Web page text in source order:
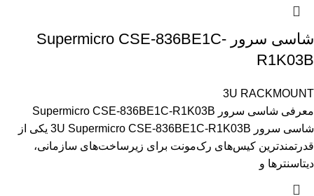
شاسی سرور Supermicro CSE-836BE1C-
R1K03B
3U RACKMOUNT
معرفی شاسی سرور Supermicro CSE-836BE1C-R1K03B
شاسی سرور 3U Supermicro CSE-836BE1C-R1K03B یکی از
قدرتمندترین کیس‌های رک‌مونت برای زیرساخت‌های سازمانی،
دیتاسنترها و